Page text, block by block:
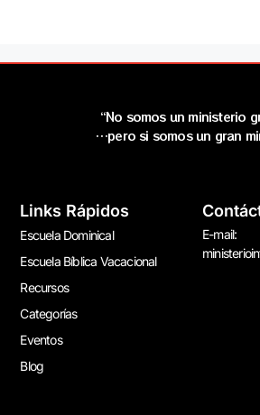
“No somos un ministerio
…pero si somos un gran
Links Rápidos
Escuela Dominical
Escuela Bíblica Vacacional
Recursos
Categorías
Eventos
Blog
E-mail: